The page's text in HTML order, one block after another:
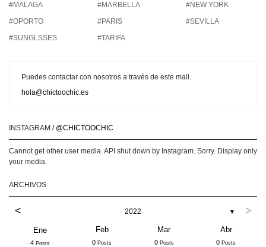
#MALAGA
#MARBELLA
#NEW YORK
#OPORTO
#PARIS
#SEVILLA
#SUNGLSSES
#TARIFA
Puedes contactar con nosotros a través de este mail.
hola@chictoochic.es
INSTAGRAM / @CHICTOOCHIC
Cannot get other user media. API shut down by Instagram. Sorry. Display only
your media.
ARCHIVOS
< 2022 ▼ >
Ene
4 Posts
Feb
0 Posts
Mar
0 Posts
Abr
0 Posts